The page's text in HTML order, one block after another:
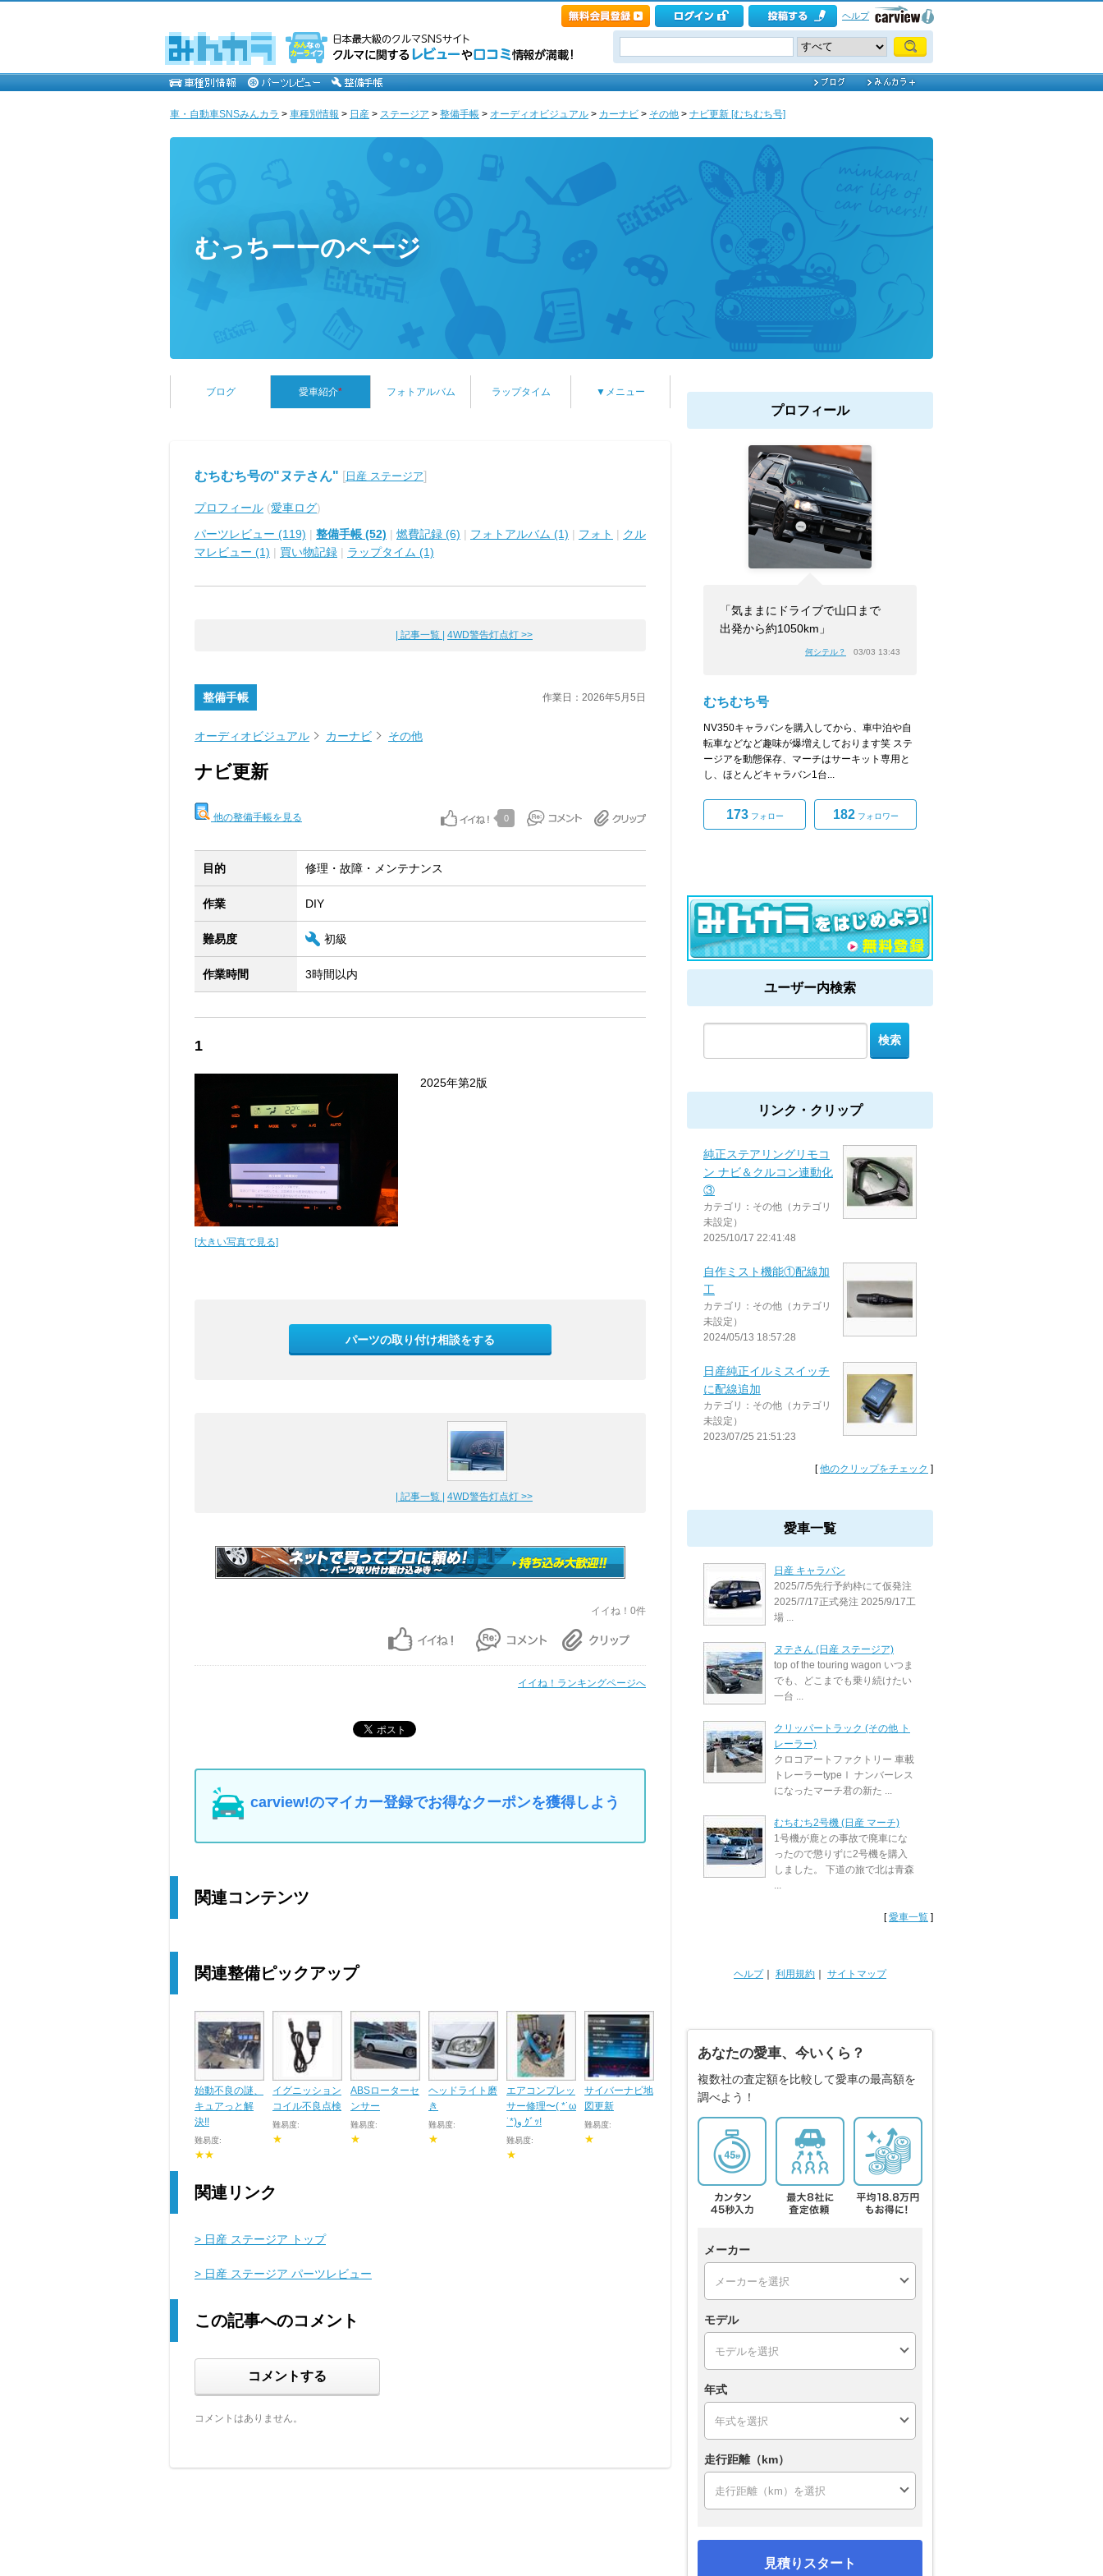
ヘルプ
車・自動車SNSみんカラ > 車種別情報 > 日産 > ステージア > 整備手帳 > オーディオビジュアル > カーナビ > その他 > ナビ更新 [むちむち号]
むっちーーのページ
ブログ 愛車紹介* フォトアルバム ラップタイム ▼メニュー
むちむち号の"ヌテさん" [ 日産 ステージア]
プロフィール (愛車ログ)
パーツレビュー (119) | 整備手帳 (52) | 燃費記録 (6) | フォトアルバム (1) | フォト | クル
マレビュー (1) | 買い物記録 | ラップタイム (1)
| 記事一覧 | 4WD警告灯点灯 >>
整備手帳 作業日：2026年5月5日
オーディオビジュアル カーナビ その他
ナビ更新
他の整備手帳を見る 0
目的 修理・故障・メンテナンス
作業 DIY
難易度 初級
作業時間 3時間以内
1
[大きい写真で見る]
2025年第2版
パーツの取り付け相談をする
| 記事一覧 | 4WD警告灯点灯 >>
イイね！0件
イイね！ランキングページへ
carview!のマイカー登録でお得なクーポンを獲得しよう
関連コンテンツ
関連整備ピックアップ
始動不良の謎、
キュアっと解
決!!
難易度:
★★
イグニッション
コイル不良点検
難易度:
★
ABSローターセ
ンサー
難易度:
★
ヘッドライト磨
き
難易度:
★
エアコンプレッ
サー修理〜( *˙ω
˙*)و ｸﾞｯ!
難易度:
★
サイバーナビ地
図更新
難易度:
★
関連リンク
> 日産 ステージア トップ
> 日産 ステージア パーツレビュー
この記事へのコメント
コメントする
コメントはありません。
プロフィール
「気ままにドライブで山口まで
出発から約1050km」
何シテル？ 03/03 13:43
むちむち号
NV350キャラバンを購入してから、車中泊や自
転車などなど趣味が爆増えしております笑 ステ
ージアを動態保存、マーチはサーキット専用と
し、ほとんどキャラバン1台...
173フォロー 182フォロワー
ユーザー内検索
リンク・クリップ
純正ステアリングリモコ
ン ナビ＆クルコン連動化
③
カテゴリ：その他（カテゴリ
未設定）
2025/10/17 22:41:48
自作ミスト機能①配線加
工
カテゴリ：その他（カテゴリ
未設定）
2024/05/13 18:57:28
日産純正イルミスイッチ
に配線追加
カテゴリ：その他（カテゴリ
未設定）
2023/07/25 21:51:23
[他のクリップをチェック ]
愛車一覧
日産 キャラバン
2025/7/5先行予約枠にて仮発注
2025/7/17正式発注 2025/9/17工
場 ...
ヌテさん (日産 ステージア)
top of the touring wagon いつま
でも、どこまでも乗り続けたい
一台 ...
クリッパートラック (その他 ト
レーラー)
クロコアートファクトリー 車載
トレーラーtypeⅠ ナンバーレス
になったマーチ君の新た ...
むちむち2号機 (日産 マーチ)
1号機が鹿との事故で廃車にな
ったので懲りずに2号機を購入
しました。 下道の旅で北は青森
...
[愛車一覧 ]
ヘルプ｜ 利用規約 サイトマップ
あなたの愛車、今いくら？
複数社の査定額を比較して愛車の最高額を
調べよう！
メーカー
モデル
年式
走行距離（km）
見積りスタート